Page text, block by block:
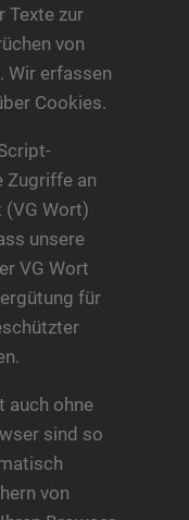
Texte zur
von
Wir erfassen
Cookies.
Zugriffe an
Wort)
unsere
VG Wort
für
auch ohne
sind so
von